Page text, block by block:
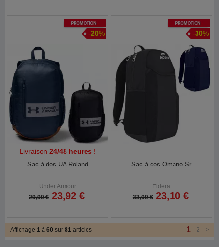
Promotion
-20%
Livraison 24/48 heures !
Sac à dos UA Roland
Under Armour
29,90 € 23,92 €
Promotion
-30%
Sac à dos Omano Sr
Eldera
33,00 € 23,10 €
Affichage1à60sur81articles 1 2 >